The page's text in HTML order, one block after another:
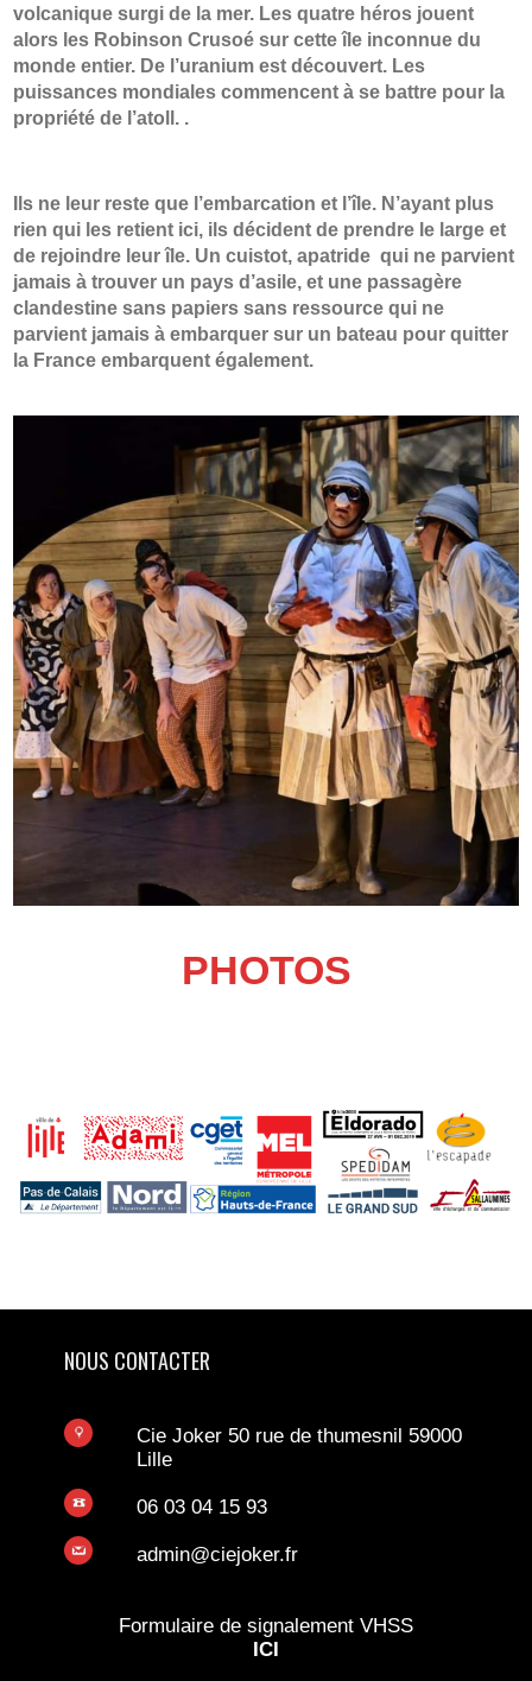
volcanique surgi de la mer. Les quatre héros jouent
alors les Robinson Crusoé sur cette île inconnue du
monde entier. De l’uranium est découvert. Les
puissances mondiales commencent à se battre pour la
propriété de l’atoll. .
Ils ne leur reste que l’embarcation et l’île. N’ayant plus
rien qui les retient ici, ils décident de prendre le large et
de rejoindre leur île. Un cuistot, apatride qui ne parvient
jamais à trouver un pays d’asile, et une passagère
clandestine sans papiers sans ressource qui ne
parvient jamais à embarquer sur un bateau pour quitter
la France embarquent également.
PHOTOS
NOUS CONTACTER
Cie Joker 50 rue de thumesnil 59000
Lille
06 03 04 15 93
admin@ciejoker.fr
Formulaire de signalement VHSS
ICI